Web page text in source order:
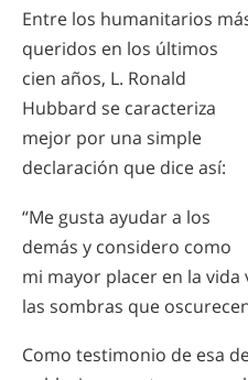
Entre los humanitarios
queridos en los últimos
cien años, L. Ronald
Hubbard se caracteriza
mejor por una simple
declaración que dice así:
“Me gusta ayudar a los
demás y considero como
mi mayor placer en la
las sombras que
Como testimonio de esa